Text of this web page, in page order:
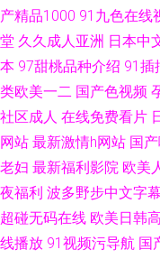
产精品1000 91九色在线
堂 久久成人亚洲 日本中
本 97甜桃品种介绍 91插
类欧美一二 国产色视频
社区成人 在线免费看片
网站 最新激情h网站 国
老妇 最新福利影院 欧美
夜福利 波多野步中文字幕
超碰无码在线 欧美日韩
线播放 91视频污导航 国